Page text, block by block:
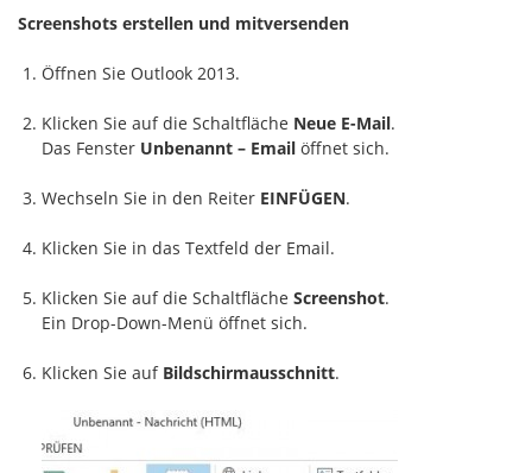
Screenshots erstellen und mitversenden
Öffnen Sie Outlook 2013.
Klicken Sie auf die Schaltfläche Neue E-Mail.
Das Fenster Unbenannt – Email öffnet sich.
Wechseln Sie in den Reiter EINFÜGEN.
Klicken Sie in das Textfeld der Email.
Klicken Sie auf die Schaltfläche Screenshot.
Ein Drop-Down-Menü öffnet sich.
Klicken Sie auf Bildschirmausschnitt.